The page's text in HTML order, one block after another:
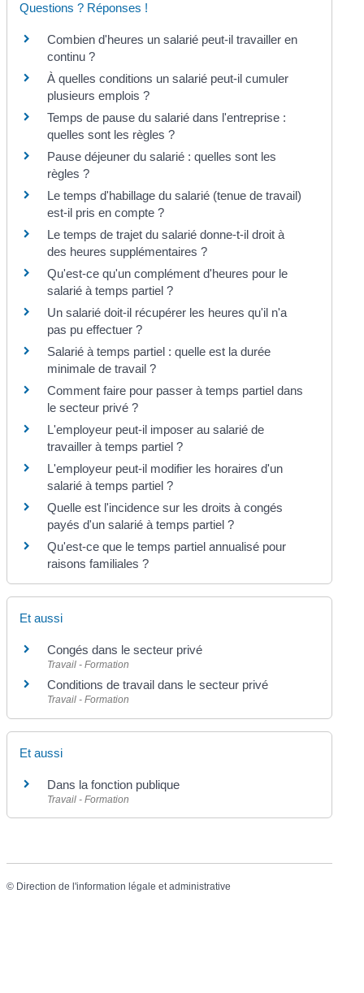
Questions ? Réponses !
Combien d'heures un salarié peut-il travailler en
continu ?
À quelles conditions un salarié peut-il cumuler
plusieurs emplois ?
Temps de pause du salarié dans l'entreprise :
quelles sont les règles ?
Pause déjeuner du salarié : quelles sont les
règles ?
Le temps d'habillage du salarié (tenue de travail)
est-il pris en compte ?
Le temps de trajet du salarié donne-t-il droit à
des heures supplémentaires ?
Qu'est-ce qu'un complément d'heures pour le
salarié à temps partiel ?
Un salarié doit-il récupérer les heures qu'il n'a
pas pu effectuer ?
Salarié à temps partiel : quelle est la durée
minimale de travail ?
Comment faire pour passer à temps partiel dans
le secteur privé ?
L'employeur peut-il imposer au salarié de
travailler à temps partiel ?
L'employeur peut-il modifier les horaires d'un
salarié à temps partiel ?
Quelle est l'incidence sur les droits à congés
payés d'un salarié à temps partiel ?
Qu'est-ce que le temps partiel annualisé pour
raisons familiales ?
Et aussi
Congés dans le secteur privé
Travail - Formation
Conditions de travail dans le secteur privé
Travail - Formation
Et aussi
Dans la fonction publique
Travail - Formation
© Direction de l'information légale et administrative